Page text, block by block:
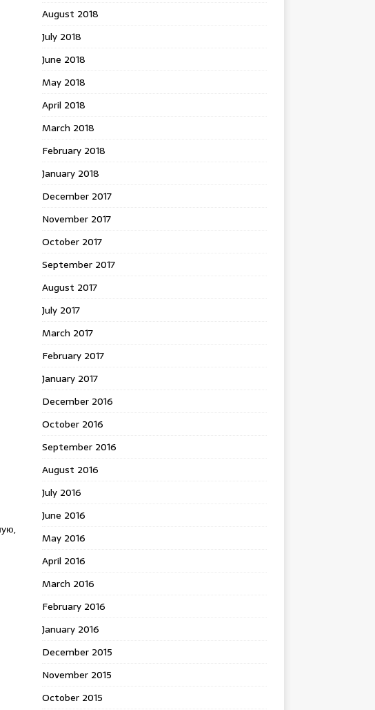
August 2018
July 2018
June 2018
May 2018
April 2018
March 2018
February 2018
January 2018
December 2017
November 2017
October 2017
September 2017
August 2017
July 2017
March 2017
February 2017
January 2017
December 2016
October 2016
September 2016
August 2016
July 2016
June 2016
May 2016
April 2016
March 2016
February 2016
January 2016
December 2015
November 2015
October 2015